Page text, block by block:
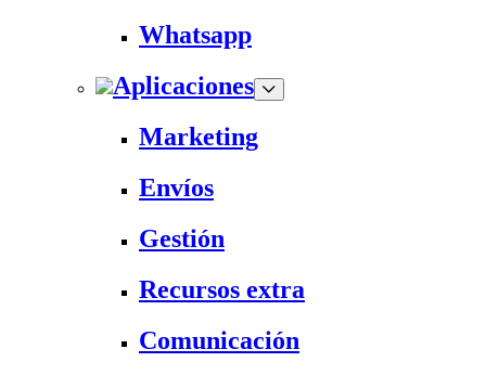
Whatsapp
Aplicaciones
Marketing
Envíos
Gestión
Recursos extra
Comunicación